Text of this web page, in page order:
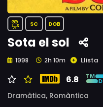
SC DOB
Sota el sol
1998 2h 10m Llista
6.8
Dramàtica, Romàntica